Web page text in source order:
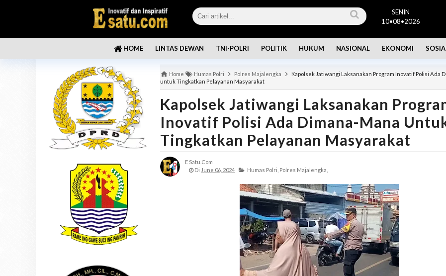
SENIN
10•08•2026
HOME LINTAS DEWAN TNI-POLRI POLITIK HUKUM NASIONAL EKONOMI
Home Humas Polri Polres Majalengka
Kapolsek Jatiwangi Laksanakan Program Inovatif Polisi Ada
untuk Tingkatkan Pelayanan Masyarakat
Kapolsek Jatiwangi Laksanakan
Inovatif Polisi Ada Dimana-Mana
Tingkatkan Pelayanan Masyarakat
E Satu.com
Di June 06, 2024 Humas Polri, Polres Majalengka,